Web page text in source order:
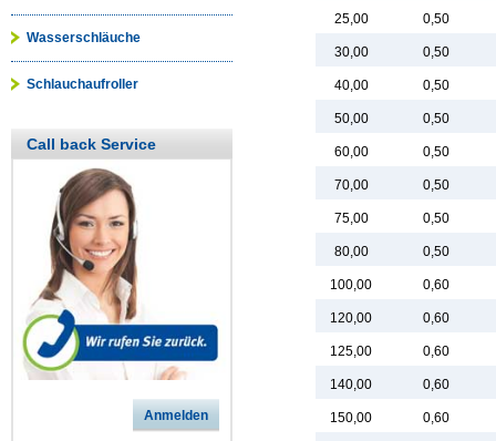
25,00 0,50
30,00 0,50
40,00 0,50
50,00 0,50
60,00 0,50
70,00 0,50
75,00 0,50
80,00 0,50
100,00 0,60
120,00 0,60
125,00 0,60
140,00 0,60
150,00 0,60
Wasserschläuche
Schlauchaufroller
Call back Service
Anmelden